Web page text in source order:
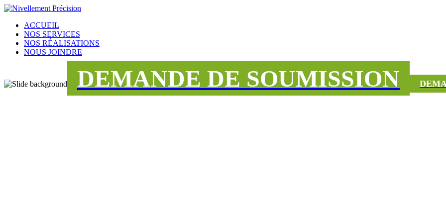
ACCUEIL
NOS SERVICES
NOS RÉALISATIONS
NOUS JOINDRE
DEMANDE DE SOUMISSION